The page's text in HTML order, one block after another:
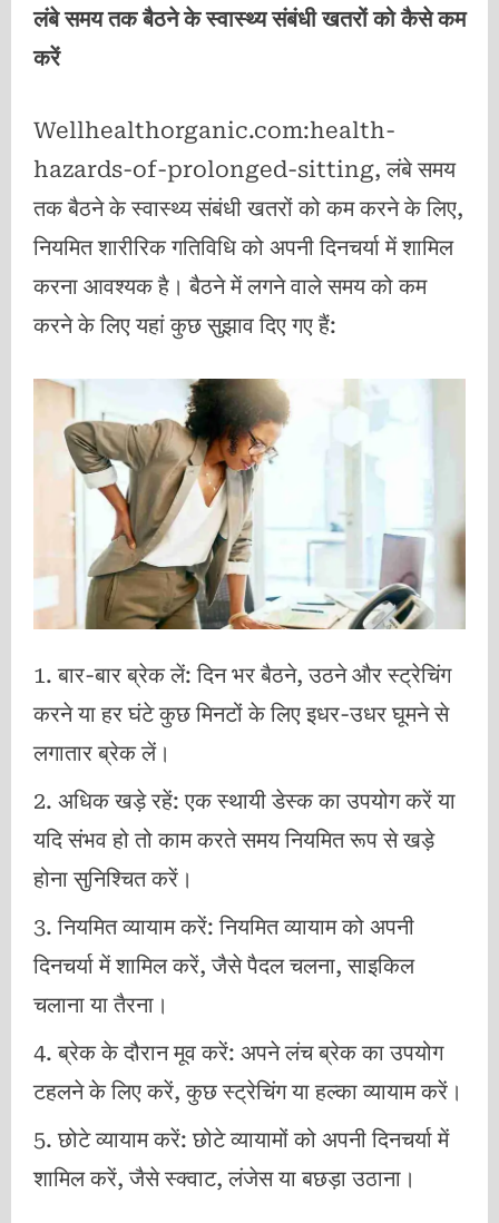
लंबे समय तक बैठने के स्वास्थ्य संबंधी खतरों को कैसे कम
करें
Wellhealthorganic.com:health-
hazards-of-prolonged-sitting, लंबे समय
तक बैठने के स्वास्थ्य संबंधी खतरों को कम करने के लिए,
नियमित शारीरिक गतिविधि को अपनी दिनचर्या में शामिल
करना आवश्यक है। बैठने में लगने वाले समय को कम
करने के लिए यहां कुछ सुझाव दिए गए हैं:
बार-बार ब्रेक लें: दिन भर बैठने, उठने और स्ट्रेचिंग
करने या हर घंटे कुछ मिनटों के लिए इधर-उधर घूमने से
लगातार ब्रेक लें।
अधिक खड़े रहें: एक स्थायी डेस्क का उपयोग करें या
यदि संभव हो तो काम करते समय नियमित रूप से खड़े
होना सुनिश्चित करें।
नियमित व्यायाम करें: नियमित व्यायाम को अपनी
दिनचर्या में शामिल करें, जैसे पैदल चलना, साइकिल
चलाना या तैरना।
ब्रेक के दौरान मूव करें: अपने लंच ब्रेक का उपयोग
टहलने के लिए करें, कुछ स्ट्रेचिंग या हल्का व्यायाम करें।
छोटे व्यायाम करें: छोटे व्यायामों को अपनी दिनचर्या में
शामिल करें, जैसे स्क्वाट, लंजेस या बछड़ा उठाना।